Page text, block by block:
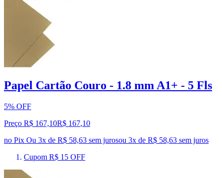
Papel Cartão Couro - 1.8 mm A1+ - 5 Fls
5% OFF
Preço R$ 167,10R$ 167,10
no Pix Ou 3x de R$ 58,63 sem jurosou 3x de R$ 58,63 sem juros
Cupom R$ 15 OFF